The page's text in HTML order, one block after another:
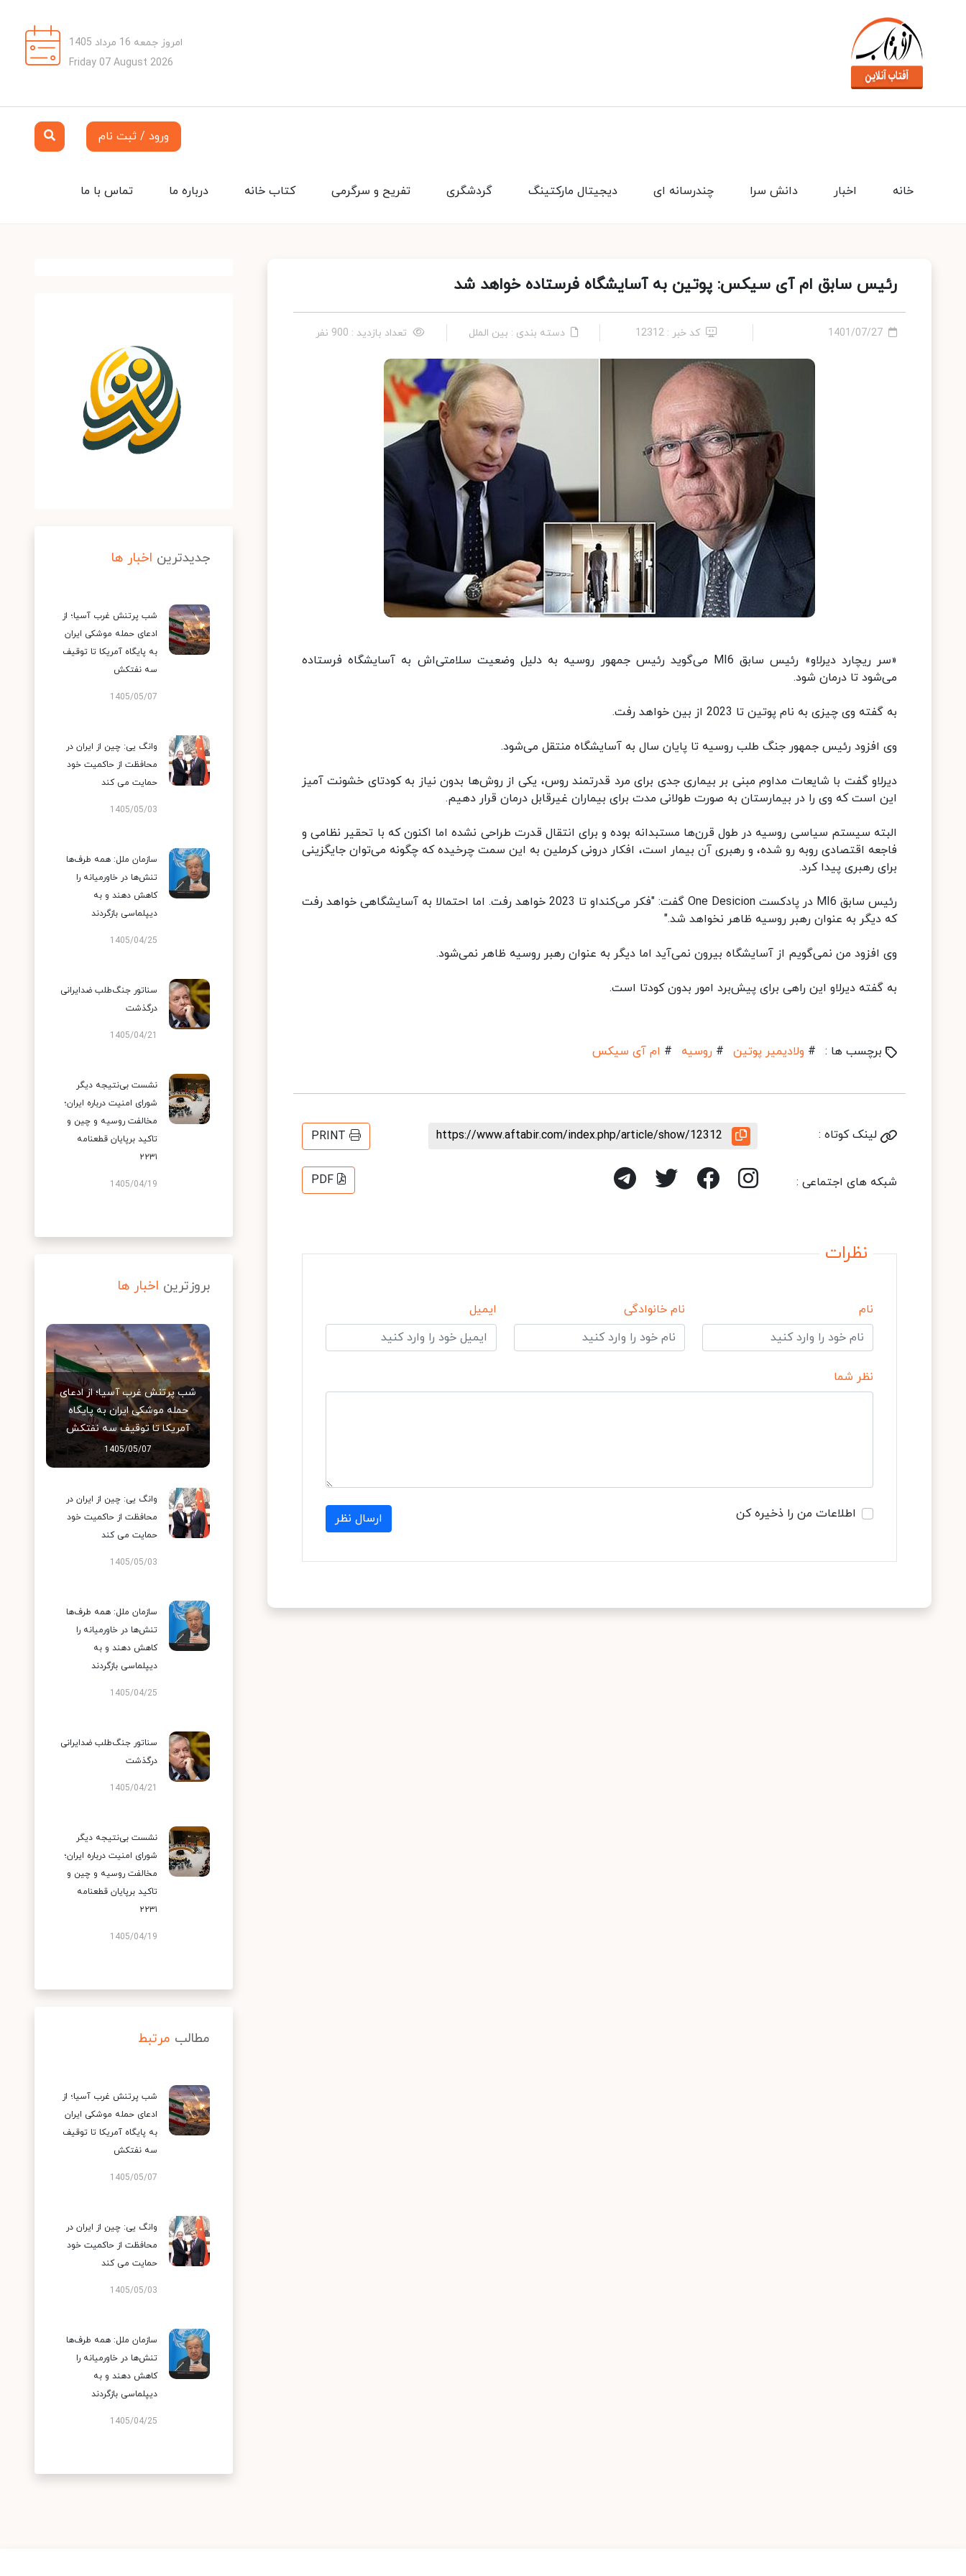
امروز جمعه 16 مرداد 1405
Friday 07 August 2026
ورود / ثبت نام
تماس با ما درباره ما کتاب خانه تفریح و سرگرمی گردشگری دیجیتال مارکتینگ چندرسانه ای دانش سرا اخبار خانه
رئیس سابق ام آی سیکس: پوتین به آسایشگاه فرستاده خواهد شد
1401/07/27 کد خبر : 12312 دسته بندی : بین الملل تعداد بازدید : 900 نفر
«سر ریچارد دیرلاو» رئیس سابق MI6 می‌گوید رئیس جمهور روسیه به دلیل وضعیت سلامتی‌اش به آسایشگاه فرستاده
می‌شود تا درمان شود.
به گفته وی چیزی به نام پوتین تا 2023 از بین خواهد رفت.
وی افزود رئیس جمهور جنگ طلب روسیه تا پایان سال به آسایشگاه منتقل می‌شود.
دیرلاو گفت با شایعات مداوم مبنی بر بیماری جدی برای مرد قدرتمند روس، یکی از روش‌ها بدون نیاز به کودتای خشونت آمیز
این است که وی را در بیمارستان به صورت طولانی مدت برای بیماران غیرقابل درمان قرار دهیم.
البته سیستم سیاسی روسیه در طول قرن‌ها مستبدانه بوده و برای انتقال قدرت طراحی نشده اما اکنون که با تحقیر نظامی و
فاجعه اقتصادی روبه رو شده، و رهبری آن بیمار است، افکار درونی کرملین به این سمت چرخیده که چگونه می‌توان جایگزینی
برای رهبری پیدا کرد.
رئیس سابق MI6 در پادکست One Desicion گفت: "فکر می‌کنداو تا 2023 خواهد رفت. اما احتمالا به آسایشگاهی خواهد رفت
که دیگر به عنوان رهبر روسیه ظاهر نخواهد شد."
وی افزود من نمی‌گویم از آسایشگاه بیرون نمی‌آید اما دیگر به عنوان رهبر روسیه ظاهر نمی‌شود.
به گفته دیرلاو این راهی برای پیش‌برد امور بدون کودتا است.
برچسب ها : # ولادیمیر پوتین # روسیه # ام آی سیکس
لینک کوتاه : https://www.aftabir.com/index.php/article/show/12312
PRINT
شبکه های اجتماعی : PDF
نظرات
نام نام خانوادگی ایمیل
نظر شما
اطلاعات من را ذخیره کن ارسال نظر
جدیدترین اخبار ها
شب پرتنش غرب آسیا؛ از
ادعای حمله موشکی ایران
به پایگاه آمریکا تا توقیف
سه نفتکش
1405/05/07
وانگ یی: چین از ایران در
محافظت از حاکمیت خود
حمایت می کند
1405/05/03
سازمان ملل: همه طرف‌ها
تنش‌ها در خاورمیانه را
کاهش دهند و به
دیپلماسی بازگردند
1405/04/25
سناتور جنگ‌طلب ضدایرانی
درگذشت
1405/04/21
نشست بی‌نتیجه دیگر
شورای امنیت درباره ایران؛
مخالفت روسیه و چین و
تاکید برپایان قطعنامه
۲۲۳۱
1405/04/19
بروزترین اخبار ها
شب پرتنش غرب آسیا؛ از ادعای
حمله موشکی ایران به پایگاه
آمریکا تا توقیف سه نفتکش
1405/05/07
وانگ یی: چین از ایران در
محافظت از حاکمیت خود
حمایت می کند
1405/05/03
سازمان ملل: همه طرف‌ها
تنش‌ها در خاورمیانه را
کاهش دهند و به
دیپلماسی بازگردند
1405/04/25
سناتور جنگ‌طلب ضدایرانی
درگذشت
1405/04/21
نشست بی‌نتیجه دیگر
شورای امنیت درباره ایران؛
مخالفت روسیه و چین و
تاکید برپایان قطعنامه
۲۲۳۱
1405/04/19
مطالب مرتبط
شب پرتنش غرب آسیا؛ از
ادعای حمله موشکی ایران
به پایگاه آمریکا تا توقیف
سه نفتکش
1405/05/07
وانگ یی: چین از ایران در
محافظت از حاکمیت خود
حمایت می کند
1405/05/03
سازمان ملل: همه طرف‌ها
تنش‌ها در خاورمیانه را
کاهش دهند و به
دیپلماسی بازگردند
1405/04/25